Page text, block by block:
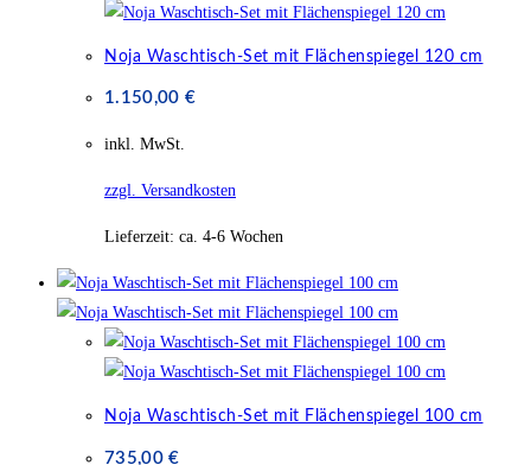
Noja Waschtisch-Set mit Flächenspiegel 120 cm
1.150,00 €
inkl. MwSt.
zzgl. Versandkosten
Lieferzeit: ca. 4-6 Wochen
Noja Waschtisch-Set mit Flächenspiegel 100 cm
735,00€